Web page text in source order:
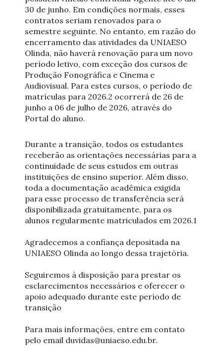
30 de junho. Em condições normais, esses
contratos seriam renovados para o
semestre seguinte. No entanto, em razão do
encerramento das atividades da UNIAESO
Olinda, não haverá renovação para um novo
período letivo, com exceção dos cursos de
Produção Fonográfica e Cinema e
Audiovisual. Para estes cursos, o período de
matrículas para 2026.2 ocorrerá de 26 de
junho a 06 de julho de 2026, através do
Portal do aluno.
Durante a transição, todos os estudantes
receberão as orientações necessárias para a
continuidade de seus estudos em outras
instituições de ensino superior. Além disso,
toda a documentação acadêmica exigida
para esse processo de transferência será
disponibilizada gratuitamente, para os
alunos regularmente matriculados em 2026.1
Agradecemos a confiança depositada na
UNIAESO Olinda ao longo dessa trajetória.
Seguiremos à disposição para prestar os
esclarecimentos necessários e oferecer o
apoio adequado durante este período de
transição
Para mais informações, entre em contato
pelo email duvidas@uniaeso.edu.br.